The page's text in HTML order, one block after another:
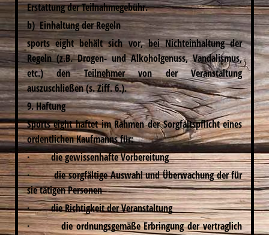
Erstattung der Teilnahmegebühr.
b) Einhaltung der Regeln
sports eight behält sich vor, bei Nichteinhaltung der
Regeln (z.B. Drogen- und Alkoholgenuss, Vandalismus,
etc.) den Teilnehmer von der Veranstaltung
auszuschließen (s. Ziff. 6.).
9. Haftung
Sports eight haftet im Rahmen der Sorgfaltspflicht eines
ordentlichen Kaufmanns für:
·die gewissenhafte Vorbereitung
·die sorgfältige Auswahl und Überwachung der für
sie tätigen Personen
·die Richtigkeit der Veranstaltung
·die ordnungsgemäße Erbringung der vertraglich